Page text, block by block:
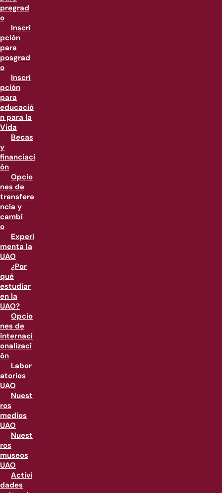
pregrad
o
Inscri
pción
para
posgrad
o
Inscri
pción
para
educació
n para la
Vida
Becas
y
financiaci
ón
Opcio
nes de
transfere
ncia y
cambi
o
Experi
menta la
UAO
¿Por
qué
estudiar
en la
UAO?
Opcio
nes de
internaci
onalizaci
ón
Labor
atorios
UAO
Nuest
ros
medios
UAO
Nuest
ros
museos
UAO
Activi
dades